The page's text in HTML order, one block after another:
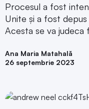
Procesul a fost
Unite și a fost
Acesta se va judeca
Ana Maria Matahală
26 septembrie 2023